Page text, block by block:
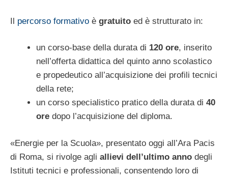
Il percorso formativo è gratuito ed è strutturato in:
un corso-base della durata di 120 ore, inserito
nell’offerta didattica del quinto anno scolastico
e propedeutico all’acquisizione dei profili tecnici
della rete;
un corso specialistico pratico della durata di 40
ore dopo l’acquisizione del diploma.
«Energie per la Scuola», presentato oggi all’Ara Pacis
di Roma, si rivolge agli allievi dell’ultimo anno degli
Istituti tecnici e professionali, consentendo loro di